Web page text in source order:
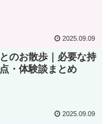
2025.09.09
のお散歩｜必要な持
・体験談まとめ
2025.09.09